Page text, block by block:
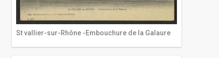
St vallier-sur-Rhône -Embouchure de la Galaure